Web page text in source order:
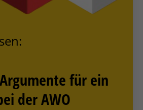
für ein
der AWO